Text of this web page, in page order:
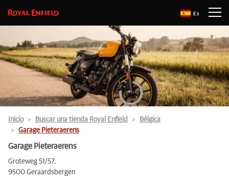
Es
Inicio Buscar una tienda Royal Enfield
Bélgica
Garage Pieteraerens
Garage Pieteraerens
Groteweg 51/57,
9500 Geraardsbergen